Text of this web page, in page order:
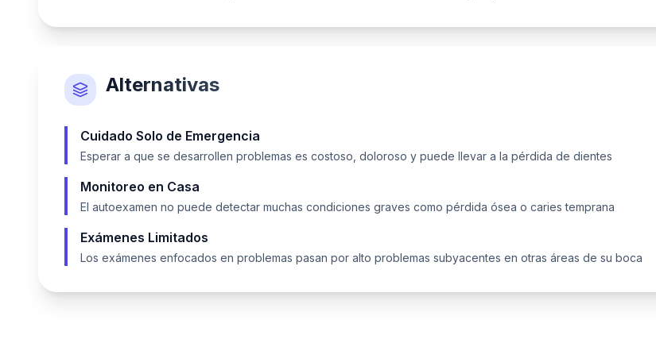
Alternativas
Cuidado Solo de Emergencia
Esperar a que se desarrollen problemas es costoso, doloroso y puede llevar a la pérdida de dientes
Monitoreo en Casa
El autoexamen no puede detectar muchas condiciones graves como pérdida ósea o caries temprana
Exámenes Limitados
Los exámenes enfocados en problemas pasan por alto problemas subyacentes en otras áreas de su boca